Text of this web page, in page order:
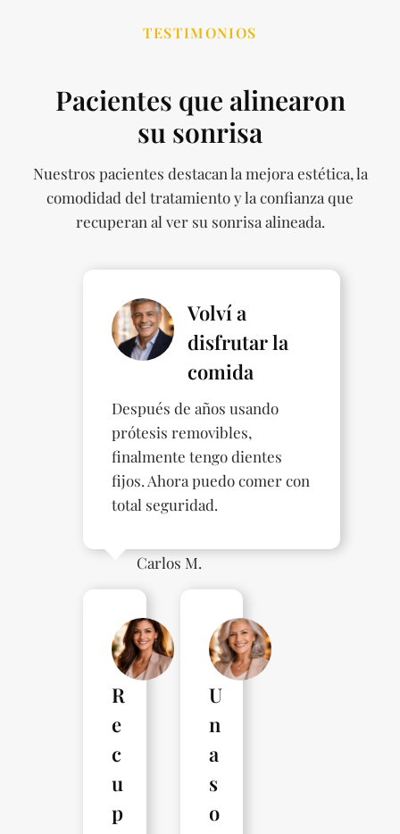
TESTIMONIOS
Pacientes que alinearon
su sonrisa
Nuestros pacientes destacan la mejora estética, la
comodidad del tratamiento y la confianza que
recuperan al ver su sonrisa alineada.
Volví a
disfrutar la
comida
Después de años usando
prótesis removibles,
finalmente tengo dientes
fijos. Ahora puedo comer con
total seguridad.
Carlos M.
R
e
c
u
p
U
n
a
s
o